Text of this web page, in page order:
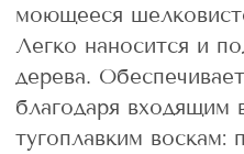
моющееся
Легко наносится и
дерева.
благодаря входящим
тугоплавким воскам: